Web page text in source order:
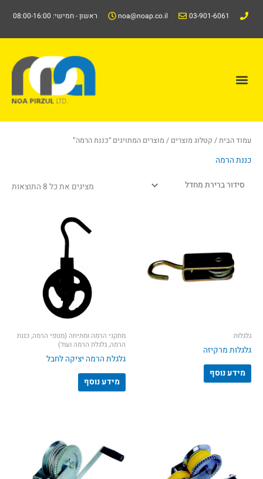
לתוכן
03-901-6061
noa@noap.co.il ראשון - חמישי: 08:00-16:00
תפריט
עמוד הבית/ קטלוג מוצרים / מוצרים המתויגים “כננת הרמה”
כננת הרמה
מציגים את כל ⁦8⁩ התוצאות
גלגלות
גלגלות מרקיזה
מידע נוסף
מתקני הרמה ומתיחה (מנופי הרמה, כננת
הרמה, גלגלת הרמה ועוד)
גלגלת הרמה יציקה לחבל
מידע נוסף